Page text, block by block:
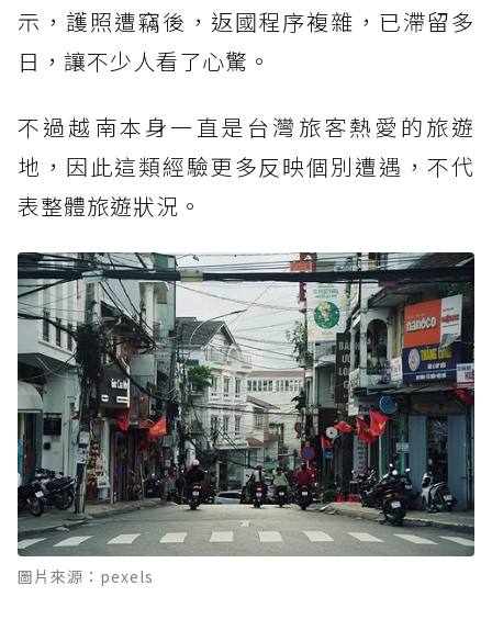
示，護照遭竊後，返國程序複雜，已滯留多
日，讓不少人看了心驚。
不過越南本身一直是台灣旅客熱愛的旅遊
地，因此這類經驗更多反映個別遭遇，不代
表整體旅遊狀況。
圖片來源：pexels